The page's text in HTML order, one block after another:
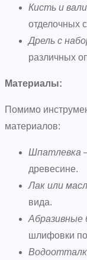
Кисть и
отделочных
Дрель с
различных
Материалы:
Помимо
материалов:
Шпатлевка
древесине.
Лак или
вида.
Абразивные
шлифовки